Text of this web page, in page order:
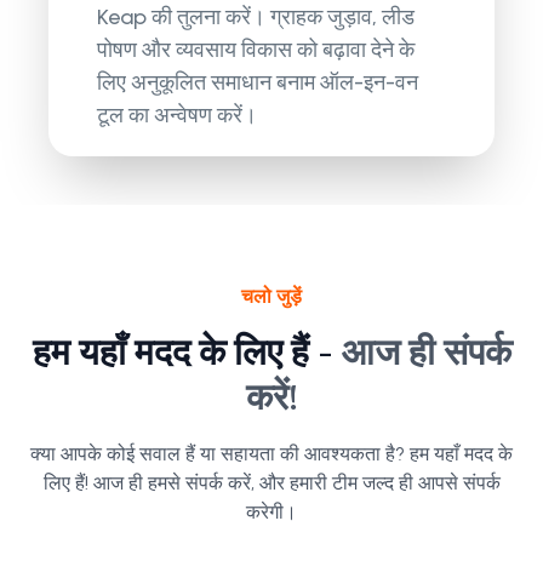
Keap की तुलना करें। ग्राहक जुड़ाव, लीड
पोषण और व्यवसाय विकास को बढ़ावा देने के
लिए अनुकूलित समाधान बनाम ऑल-इन-वन
टूल का अन्वेषण करें।
चलो जुड़ें
हम यहाँ मदद के लिए हैं - आज ही संपर्क
करें!
क्या आपके कोई सवाल हैं या सहायता की आवश्यकता है? हम यहाँ मदद के
लिए हैं! आज ही हमसे संपर्क करें, और हमारी टीम जल्द ही आपसे संपर्क
करेगी।